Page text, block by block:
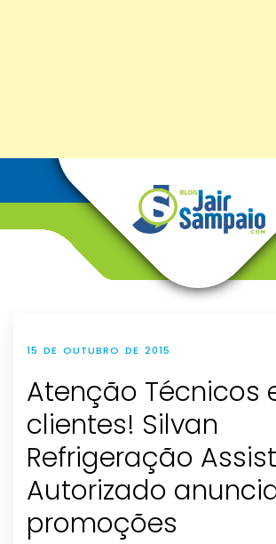
15 DE OUTUBRO DE 2015
Atenção Técnicos
clientes! Silvan
Refrigeração
Autorizado
promoções